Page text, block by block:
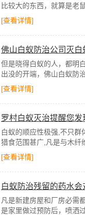
比较大的东西，就算是老
就会跑走了假设不差钱的
汽车加装一个底盘装甲这
老鼠进入车内而烦恼了。
[查看详情]
佛山白蚁防治公司灭白
的？
但是晓得白蚁的人，都明
出没的开端，佛山白蚁防
时节前后由于近来雨水多
频繁，家庭也较容易遭遇
[查看详情]
罗村白蚁灭治提醒您
虫水
白蚁的顺应性极强,不只群
猎食范围甚广,凡是与木纤
白蚁的食谱之列,其分泌的
维素物质如塑料、橡胶、
大损伤,加上白蚁活动极端
达一定范围经常常不易控
[查看详情]
白蚁防治残留的药水会
凡是新建房屋和厂房必需
是家里做过预防后，喷洒